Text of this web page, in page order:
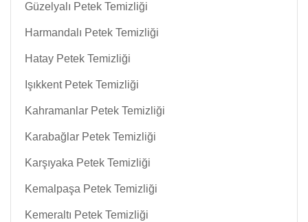
Güzelyalı Petek Temizliği
Harmandalı Petek Temizliği
Hatay Petek Temizliği
Işıkkent Petek Temizliği
Kahramanlar Petek Temizliği
Karabağlar Petek Temizliği
Karşıyaka Petek Temizliği
Kemalpaşa Petek Temizliği
Kemeraltı Petek Temizliği